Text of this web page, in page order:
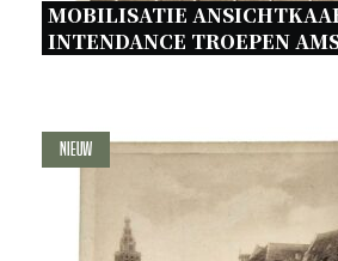
MOBILISATIE
INTENDANCE TROEPEN
Nieuw